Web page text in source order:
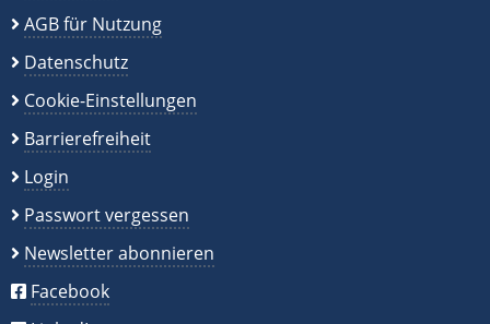
AGB für Nutzung
Datenschutz
Cookie-Einstellungen
Barrierefreiheit
Login
Passwort vergessen
Newsletter abonnieren
Facebook